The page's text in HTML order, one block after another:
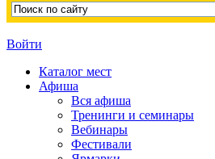
Войти
Каталог мест
Афиша
Вся афиша
Тренинги и семинары
Вебинары
Фестивали